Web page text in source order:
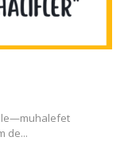
de...